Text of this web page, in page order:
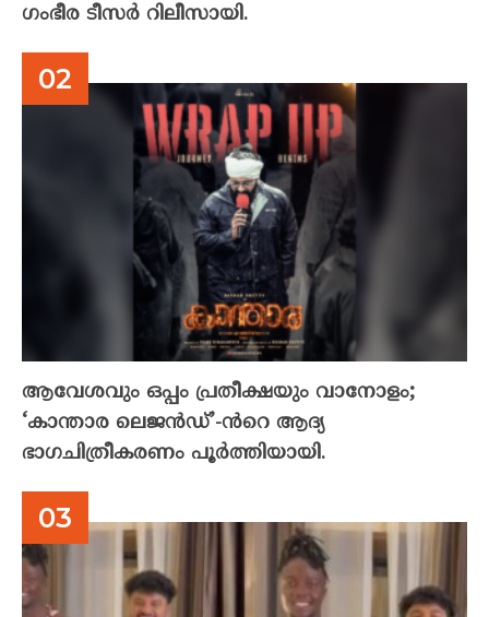
ഗംഭീര ടീസർ റിലീസായി.
ആവേശവും ഒപ്പം പ്രതീക്ഷയും വാനോളം;
‘കാന്താര ലെജൻഡ്’-ൻറെ ആദ്യ
ഭാഗചിത്രീകരണം പൂർത്തിയായി.